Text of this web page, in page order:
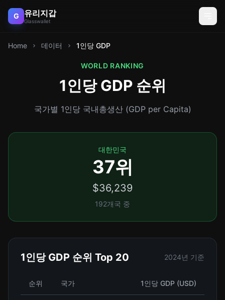
G 유리지갑
Glasswallet
Home 데이터 1인당 GDP
WORLD RANKING
1인당 GDP 순위
국가별 1인당 국내총생산 (GDP per Capita)
대한민국
37위
$36,239
192개국 중
1인당 GDP 순위 Top 20 2024년 기준
순위 국가 1인당 GDP (USD)